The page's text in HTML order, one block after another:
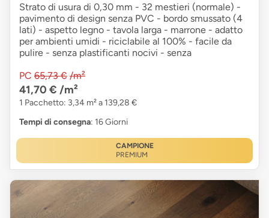
Strato di usura di 0,30 mm - 32 mestieri (normale) -
pavimento di design senza PVC - bordo smussato (4
lati) - aspetto legno - tavola larga - marrone - adatto
per ambienti umidi - riciclabile al 100% - facile da
pulire - senza plastificanti nocivi - senza
PC 65,73 € /m²
41,70 € /m²
1 Pacchetto: 3,34 m² a 139,28 €
Tempi di consegna: 16 Giorni
CAMPIONE
PREMIUM